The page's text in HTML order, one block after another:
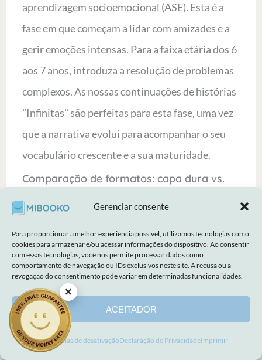
Gerenciar consente
Para proporcionar a melhor experiência possível, utilizamos tecnologias como
cookies para armazenar e/ou acessar informações do dispositivo. Ao consentir
com essas tecnologias, você nos permite processar dados como
comportamento de navegação ou IDs exclusivos neste site. A recusa ou a
revogação do consentimento pode variar em determinadas funcionalidades.
ACEITADOR
Preferências de desativaçãoDeclaração de PrivacidadeImprimir
aprendizagem socioemocional (ASE). Esta é a
fase em que começam a lidar com amizades e a
gerir emoções intensas. Para a faixa etária dos 6
aos 7 anos, introduza a resolução de problemas
complexos. As nossas continuações de histórias
"Infinitas" são perfeitas para esta fase, uma vez
que a narrativa evolui para acompanhar o seu
vocabulário crescente e a sua maturidade.
Comparação de formatos: capa dura vs.
livros digitais
Livros de histórias de capa dura continuam
sendo a opção ideal para presentes de Natal e
aniversário. Eles oferecem uma experiência tátil
e nostálgica que as crianças adoram ter em
mãos. Se você procura algo que acompanhe o
crescimento do seu filho, o conceito de "Livro
Infinito" permite atualizações contínuas da
história ao longo do tempo. Isso garante que a
×